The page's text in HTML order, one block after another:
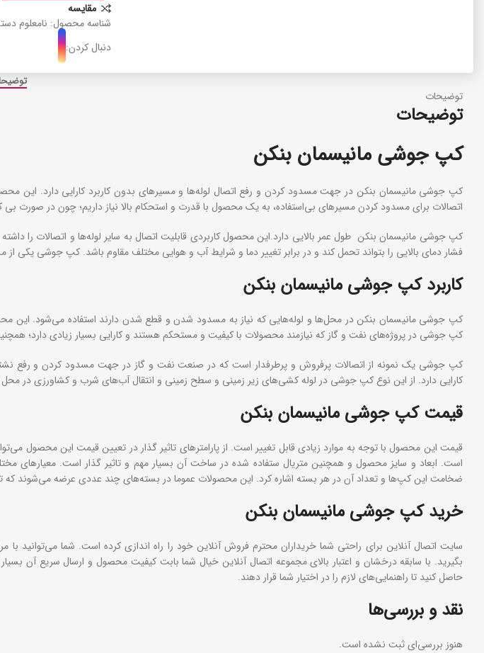
مقایسه
شناسه محصول: نامعلوم
دنبال کردن:
توضیحات
توضیحات
کپ جوشی مانیسمان بنکن
کپ جوشی مانیسمان بنکن در جهت مسدود کردن و رفع اتصال لوله‌ها و مسیر‌های بدون کاربرد کارایی دارد. این
اتصالات برای مسدود کردن مسیر‌های بی‌استفاده، به یک محصول با قدرت و استحکام بالا نیاز داریم؛ چون در صورت
کپ جوشی مانیسمان بنکن طول عمر بالایی دارد.این محصول کاربردی قابلیت اتصال به سایر لوله‌ها و اتصالات را
فشار دماي بالایی را بتواند تحمل کند و در برابر تغییر دما و شرایط آب و هوایی مختلف مقاوم باشد. کپ جوشی
کاربرد کپ جوشی مانیسمان بنکن
کپ جوشی مانیسمان بنکن در محل‌ها و لوله‌هایی که نیاز به مسدود شدن و قطع شدن دارند استفاده می‌شود. این
کپ جوشی در پروژه‌های نفت و گاز که نیازمند محصولات با کیفیت و مستحکم هستند و کارایی بسیار زیادی دارد؛
کپ جوشی یک نمونه از اتصالات پرفروش و پرطرفدار است که در صنعت نفت و گاز در جهت مسدود کردن و رفع نشتی
کارایی دارد. از این نوع کپ جوشی در لوله کشی‌های زیر زمینی و سطح زمینی و انتقال آب‌های شرب و کشاورزی در محل
قیمت کپ جوشی مانیسمان بنکن
قیمت این محصول با توجه به موارد زیادی قابل تغییر است. از پارامترهای تاثیر گذار در تعیین قیمت این محصول
است. ابعاد و سایز محصول و همچنین متریال ستفاده شده در ساخت آن بسیار مهم و تاثیر گذار است. معیارهای
ضخامت این کپ‌ها و تعداد آن در هر بسته اشاره کرد. این محصولات عموما در بسته‌های چند عددی عرضه می‌شوند که
خرید کپ جوشی مانیسمان بنکن
سایت اتصال آنلاین برای راحتی شما خریداران محترم فروش آنلاین خود را راه اندازی کرده است. شما
بگیرید. با سابقه درخشان و اعتبار بالای مجموعه اتصال آنلاین خیال شما بابت کیفیت محصول و ارسال سریع آن
حاصل کنید تا راهنمایی‌های لازم را در اختیار شما قرار دهند.
نقد و بررسی‌ها
هنوز بررسی‌ای ثبت نشده است.